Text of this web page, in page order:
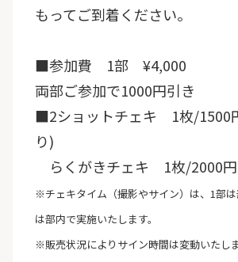
もってご到着ください。
■参加費 1部 ¥4,000
両部ご参加で1000円引き
■2ショットチェキ 1枚/1500
り)
らくがきチェキ 1枚/2000円
※チェキタイム（撮影やサイン）は、1部
は部内で実施いたします。
※販売状況によりサイン時間は変動いたしま